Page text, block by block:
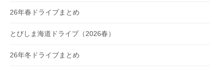
26年春ドライブまとめ
とびしま海道ドライブ（2026春）
26年冬ドライブまとめ